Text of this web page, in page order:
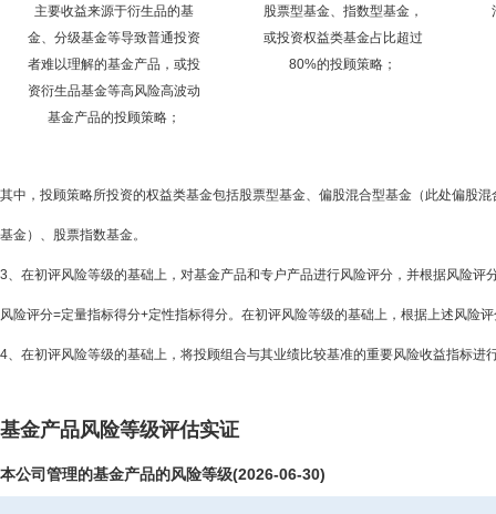
主要收益来源于衍生品的基
金、分级基金等导致普通投资
者难以理解的基金产品，或投
资衍生品基金等高风险高波动
基金产品的投顾策略；
股票型基金、指数型基金，
或投资权益类基金占比超过
80%的投顾策略；
其中，投顾策略所投资的权益类基金包括股票型基金、偏股混合型基金（此处偏股
基金）、股票指数基金。
3、在初评风险等级的基础上，对基金产品和专户产品进行风险评分，并根据风险
风险评分=定量指标得分+定性指标得分。在初评风险等级的基础上，根据上述风险
4、在初评风险等级的基础上，将投顾组合与其业绩比较基准的重要风险收益指标
基金产品风险等级评估实证
本公司管理的基金产品的风险等级(2026-06-30)